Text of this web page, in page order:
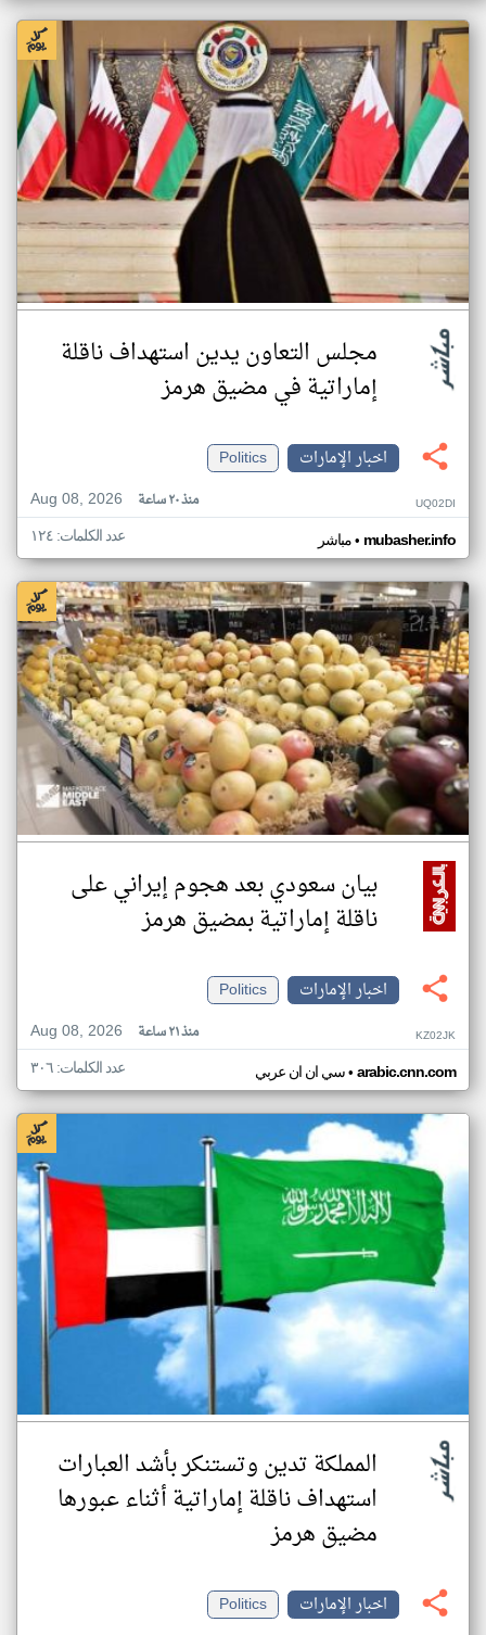
مجلس التعاون يدين استهداف ناقلة
إماراتية في مضيق هرمز
اخبار الإمارات
Politics
Aug 08, 2026
منذ ٢٠ ساعة UQ02DI
مباشر• mubasher.info عدد الكلمات: ١٢٤
بيان سعودي بعد هجوم إيراني على
ناقلة إماراتية بمضيق هرمز
اخبار الإمارات
Politics
Aug 08, 2026
منذ ٢١ ساعة KZ02JK
سي ان ان عربي• arabic.cnn.com عدد الكلمات: ٣٠٦
المملكة تدين وتستنكر بأشد العبارات
استهداف ناقلة إماراتية أثناء عبورها
مضيق هرمز
اخبار الإمارات
Politics